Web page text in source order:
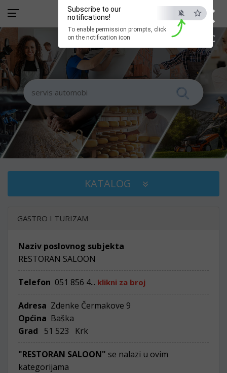
×
ESC
Subscribe to our
notifications!
To enable permission prompts, click
on the notification icon
KATALOG
GASTRO I TURIZAM
Naziv poslovnog subjekta
RESTORAN SALOON
Telefon 051 856 4... klikni za broj
Adresa Zdenke Čermakove 9
Općina Baška
Grad
51 523 Krk
"RESTORAN SALOON" se nalazi u ovim
kategorijama